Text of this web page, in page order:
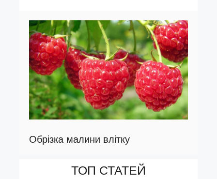
Обрізка малини влітку
ТОП СТАТЕЙ